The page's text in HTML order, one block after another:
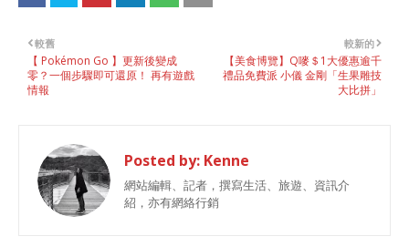
較新的
【美食博覽】Q嘜＄1大優惠逾千
禮品免費派 小儀 金剛「生果雕技
大比拼」
較舊
【 Pokémon Go 】更新後變成
零？一個步驟即可還原！ 再有遊戲
情報
Posted by: Kenne
網站編輯、記者，撰寫生活、旅遊、資訊介
紹，亦有網絡行銷